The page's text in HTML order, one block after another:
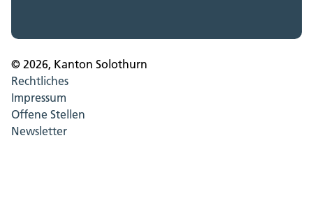
© 2026, Kanton Solothurn
Rechtliches
Impressum
Offene Stellen
Newsletter